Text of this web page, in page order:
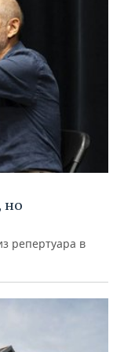
но
репертуара в